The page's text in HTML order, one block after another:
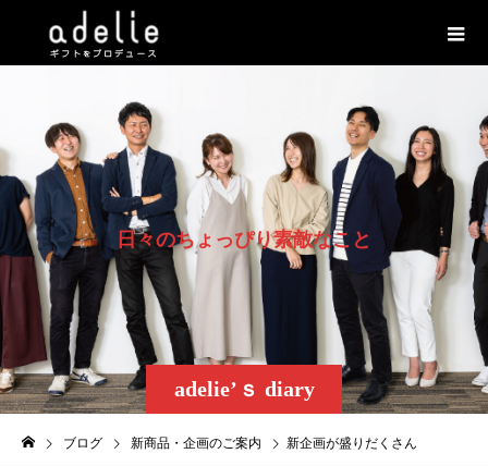
adelie’ｓ diary
日々のちょ っぴり素敵なこ と
ブログ 新商品・企画のご案内 新企画が盛りだくさん